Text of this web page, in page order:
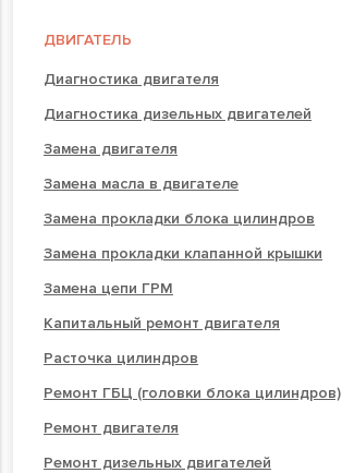
ДВИГАТЕЛЬ
Диагностика двигателя
Диагностика дизельных двигателей
Замена двигателя
Замена масла в двигателе
Замена прокладки блока цилиндров
Замена прокладки клапанной крышки
Замена цепи ГРМ
Капитальный ремонт двигателя
Расточка цилиндров
Ремонт ГБЦ (головки блока цилиндров)
Ремонт двигателя
Ремонт дизельных двигателей